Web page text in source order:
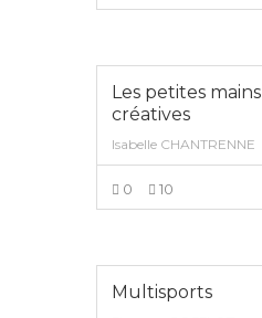
Les petites mains
créatives
Isabelle CHANTRENNE
0 10
Multisports